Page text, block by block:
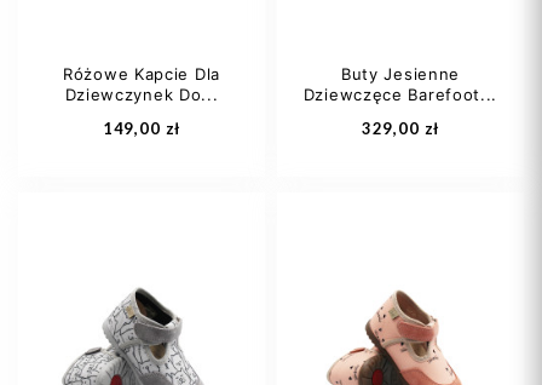
Dodaj do koszyka Dodaj do koszyka
Różowe Kapcie Dla
Dziewczynek Do...
149,00 zł
21
23
24
Buty Jesienne
Dziewczęce Barefoot...
329,00 zł
21
23
24